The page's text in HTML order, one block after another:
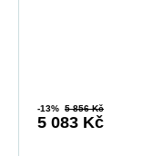
-13% 5 856 Kč
5 083 Kč